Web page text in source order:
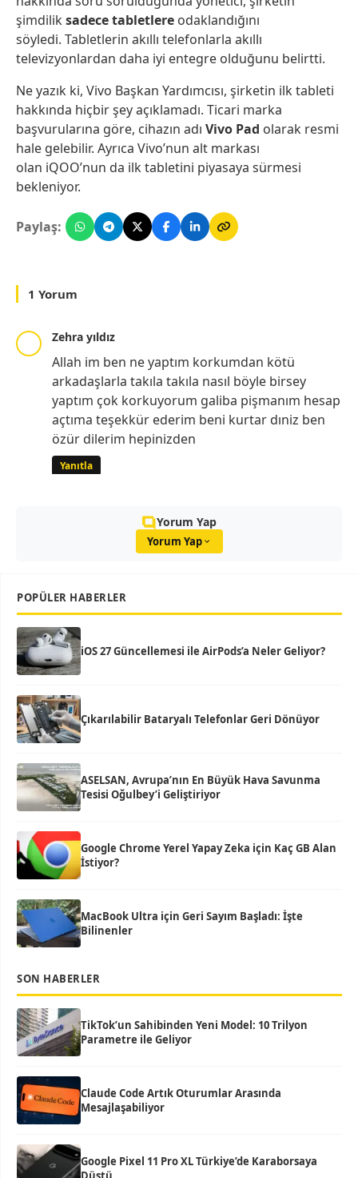
şimdiliksadece tabletlere odaklandığını
söyledi. Tabletlerin akıllı telefonlarla akıllı
televizyonlardan daha iyi entegre olduğunu belirtti.
Ne yazık ki, Vivo Başkan Yardımcısı, şirketin ilk tableti
hakkında hiçbir şey açıklamadı. Ticari marka
başvurularına göre, cihazın adı Vivo Pad olarak resmi
hale gelebilir. Ayrıca Vivo’nun alt markası
olan iQOO’nun da ilk tabletini piyasaya sürmesi
bekleniyor.
Paylaş:
1 Yorum
Zehra yıldız
Allah im ben ne yaptım korkumdan kötü
arkadaşlarla takıla takıla nasıl böyle birsey
yaptım çok korkuyorum galiba pişmanım hesap
açtıma teşekkür ederim beni kurtar dıniz ben
özür dilerim hepinizden
Yanıtla
Yorum Yap
Yorum Yap
POPÜLER HABERLER
iOS 27 Güncellemesi ile AirPods’a Neler Geliyor?
Çıkarılabilir Bataryalı Telefonlar Geri Dönüyor
ASELSAN, Avrupa’nın En Büyük Hava Savunma
Tesisi Oğulbey’i Geliştiriyor
Google Chrome Yerel Yapay Zeka için Kaç GB Alan
İstiyor?
MacBook Ultra için Geri Sayım Başladı: İşte
Bilinenler
SON HABERLER
TikTok’un Sahibinden Yeni Model: 10 Trilyon
Parametre ile Geliyor
Claude Code Artık Oturumlar Arasında
Mesajlaşabiliyor
Google Pixel 11 Pro XL Türkiye’de Karaborsaya